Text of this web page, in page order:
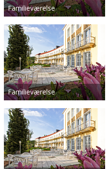
Familieværelse
Familieværelse